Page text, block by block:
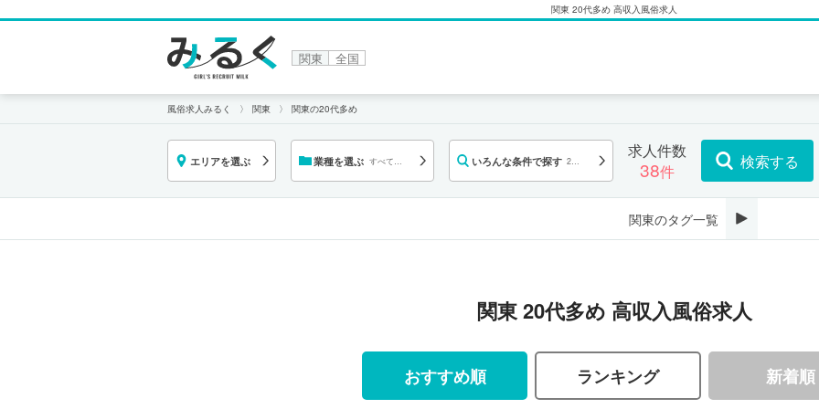
関東 20代多め 高収入風俗求人
関東 全国
風俗求人みるく 関東 関東の20代多め
エリアを選ぶ 業種を選ぶ すべての
いろんな条件で探す 20
多
求人件数
38件 検索する
関東のタグ一覧
関東 20代多め 高収入風俗求人
おすすめ順 ランキング 新着順